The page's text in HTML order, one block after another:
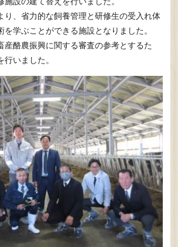
、省力的な飼養管理と研修生の受入れ体
を学ぶことができる施設となりました。
酪農振興に関する審査の参考とするた
いました。